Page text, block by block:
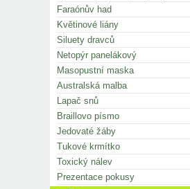
Faraónův had
Květinové liány
Siluety dravců
Netopýr panelákový
Masopustní maska
Australská malba
Lapač snů
Braillovo písmo
Jedovaté žáby
Tukové krmítko
Toxický nálev
Prezentace pokusy